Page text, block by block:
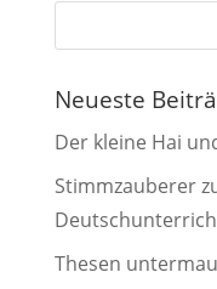
Neueste
Der kleine Hai
Stimmzauberer
Thesen